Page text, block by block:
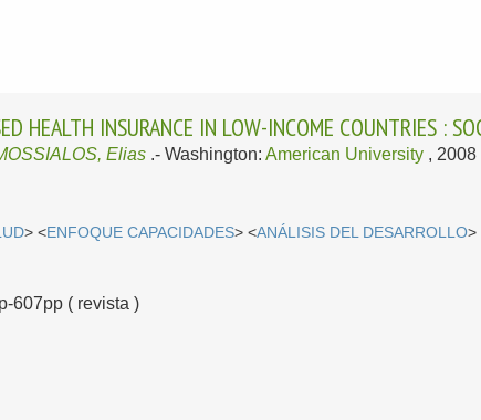
HEALTH INSURANCE IN LOW-INCOME COUNTRIES :
Elias .-Washington:American University , 2008
> <ENFOQUE CAPACIDADES> <ANÁLISIS DEL DESARROLLO>
607pp ( revista )